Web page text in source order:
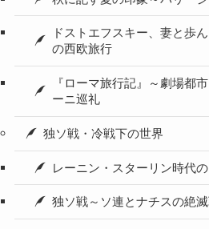
ドストエフスキー、妻と歩
の西欧旅行
『ローマ旅行記』～劇場都
ーニ巡礼
独ソ戦・冷戦下の世界
レーニン・スターリン時代
独ソ戦～ソ連とナチスの絶